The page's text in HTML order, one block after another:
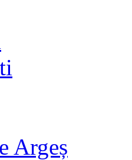
Argeș